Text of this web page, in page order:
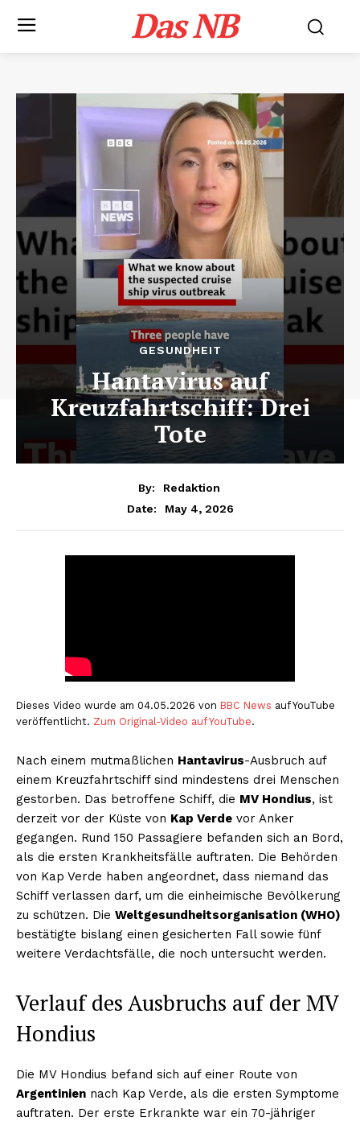
Das NB
GESUNDHEIT
Hantavirus auf
Kreuzfahrtschiff: Drei
Tote
By:
Redaktion
Date:
May 4, 2026
Dieses Video wurde am 04.05.2026 von BBC News auf YouTube
veröffentlicht. Zum Original-Video auf YouTube.
Nach einem mutmaßlichen Hantavirus-Ausbruch auf
einem Kreuzfahrtschiff sind mindestens drei Menschen
gestorben. Das betroffene Schiff, die MV Hondius, ist
derzeit vor der Küste von Kap Verde vor Anker
gegangen. Rund 150 Passagiere befanden sich an Bord,
als die ersten Krankheitsfälle auftraten. Die Behörden
von Kap Verde haben angeordnet, dass niemand das
Schiff verlassen darf, um die einheimische Bevölkerung
zu schützen. Die Weltgesundheitsorganisation (WHO)
bestätigte bislang einen gesicherten Fall sowie fünf
weitere Verdachtsfälle, die noch untersucht werden.
Verlauf des Ausbruchs auf der MV
Hondius
Die MV Hondius befand sich auf einer Route von
Argentinien nach Kap Verde, als die ersten Symptome
auftraten. Der erste Erkrankte war ein 70-jähriger